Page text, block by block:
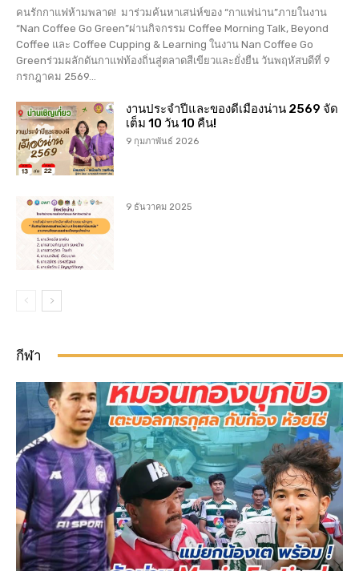
คนรักกาแฟห้ามพลาด! มาร่วมค้นหาเสน่ห์ของ “กาแฟน่าน”ภายในงาน
“Nan Coffee Go Green”ผ่านกิจกรรม Coffee Morning Talk, Beyond
Coffee และ Coffee Cupping & Learning ในงาน Nan Coffee Go
Greenร่วมผลักดันกาแฟท้องถิ่นสู่ตลาดสีเขียวและยั่งยืน วันพฤหัสบดีที่ 9
กรกฎาคม 2569...
งานประจำปีและของดีเมืองน่าน 2569 จัด
เต็ม 10 วัน 10 คืน!
9 กุมภาพันธ์ 2026
9 ธันวาคม 2025
กีฬา